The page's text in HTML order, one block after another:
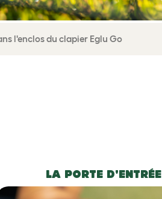
l'enclos du clapier Eglu Go
LA PORTE D'ENTRÉE